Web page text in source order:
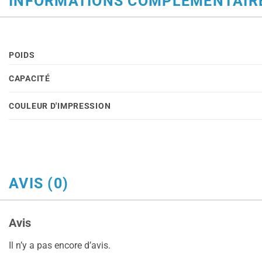
POIDS
CAPACITÉ
COULEUR D'IMPRESSION
AVIS (0)
Avis
Il n’y a pas encore d’avis.